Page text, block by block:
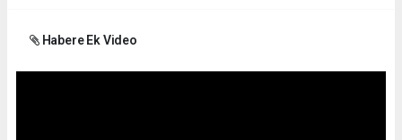
Habere Ek Video